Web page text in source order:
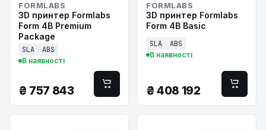
FORMLABS
3D принтер Formlabs
Form 4B Premium
Package
SLA ABS
В наявності
₴ 757 843
FORMLABS
3D принтер Formlabs
Form 4B Basic
SLA ABS
В наявності
₴ 408 192